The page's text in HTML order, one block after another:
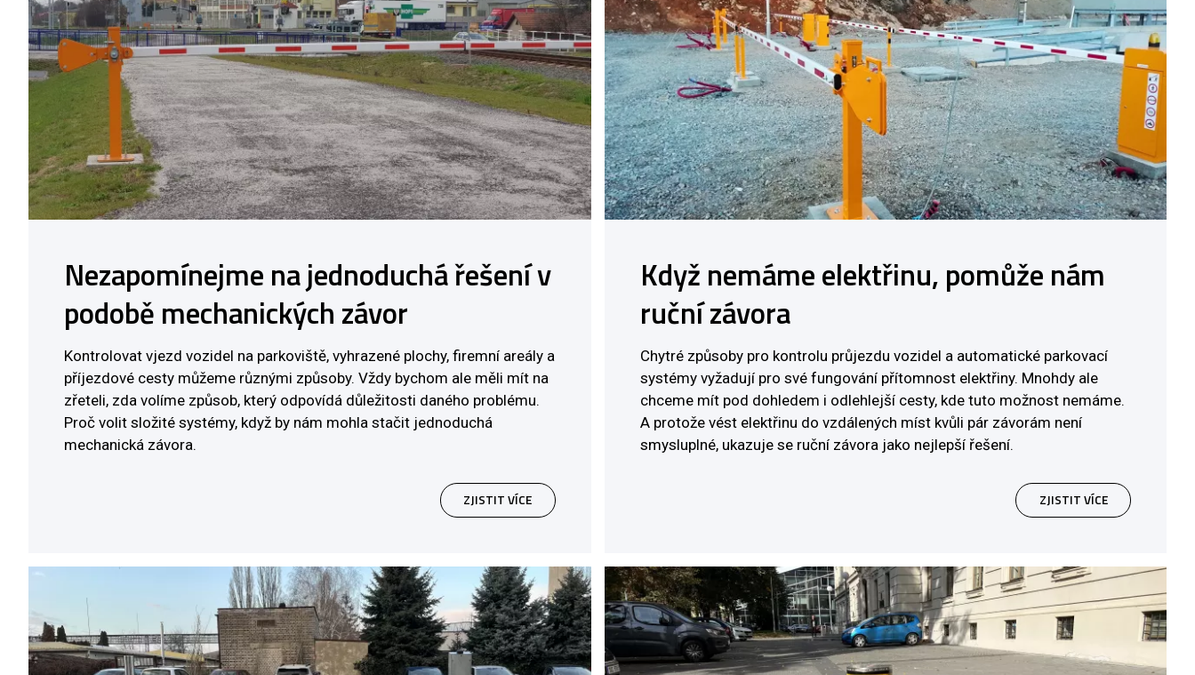
Nezapomínejme na jednoduchá řešení v
podobě mechanických závor
Kontrolovat vjezd vozidel na parkoviště, vyhrazené plochy, firemní areály a
příjezdové cesty můžeme různými způsoby. Vždy bychom ale měli mít na
zřeteli, zda volíme způsob, který odpovídá důležitosti daného problému.
Proč volit složité systémy, když by nám mohla stačit jednoduchá
mechanická závora.
ZJISTIT VÍCE
Když nemáme elektřinu, pomůže nám
ruční závora
Chytré způsoby pro kontrolu průjezdu vozidel a automatické parkovací
systémy vyžadují pro své fungování přítomnost elektřiny. Mnohdy ale
chceme mít pod dohledem i odlehlejší cesty, kde tuto možnost nemáme.
A protože vést elektřinu do vzdálených míst kvůli pár závorám není
smysluplné, ukazuje se ruční závora jako nejlepší řešení.
ZJISTIT VÍCE